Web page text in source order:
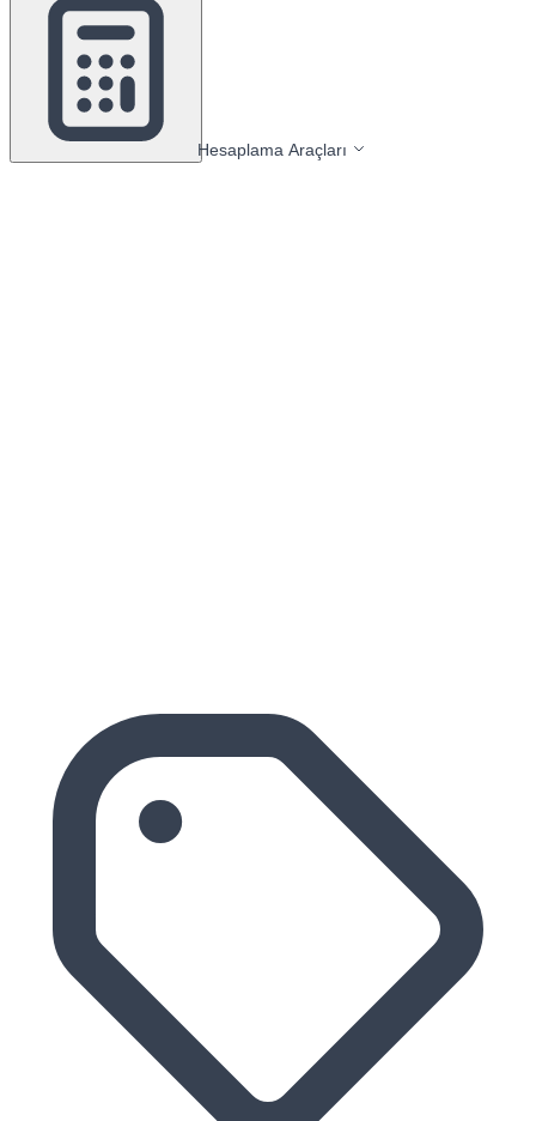
Hesaplama Araçları